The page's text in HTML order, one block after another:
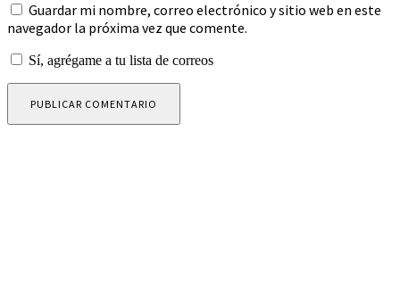
Guardar mi nombre, correo electrónico y sitio web en este
navegador la próxima vez que comente.
Sí, agrégame a tu lista de correos